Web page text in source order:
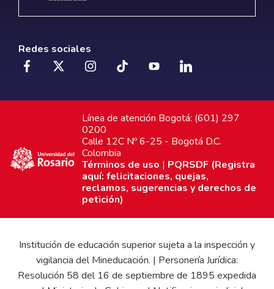
Redes sociales
Línea de atención Bogotá: (601) 297
0200
Calle 12C Nº 6-25 - Bogotá D.C.
Colombia
Términos de uso | PQRSDF (Registra
aquí: felicitaciones, quejas,
reclamos, sugerencias y derechos de
petición)
Institución de educación superior sujeta a la inspección y
vigilancia del Mineducación. | Personería Jurídica:
Resolución 58 del 16 de septiembre de 1895 expedida